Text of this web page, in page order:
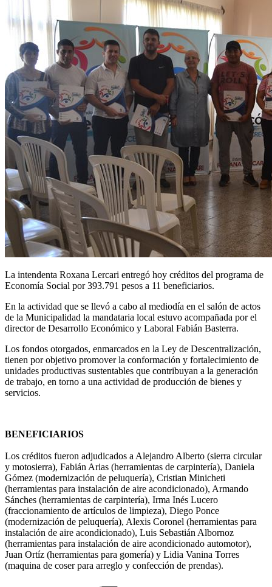
La intendenta Roxana Lercari entregó hoy créditos del programa de
Economía Social por 393.791 pesos a 11 beneficiarios.
En la actividad que se llevó a cabo al mediodía en el salón de actos
de la Municipalidad la mandataria local estuvo acompañada por el
director de Desarrollo Económico y Laboral Fabián Basterra.
Los fondos otorgados, enmarcados en la Ley de Descentralización,
tienen por objetivo promover la conformación y fortalecimiento de
unidades productivas sustentables que contribuyan a la generación
de trabajo, en torno a una actividad de producción de bienes y
servicios.
BENEFICIARIOS
Los créditos fueron adjudicados a Alejandro Alberto (sierra circular
y motosierra), Fabián Arias (herramientas de carpintería), Daniela
Gómez (modernización de peluquería), Cristian Minicheti
(herramientas para instalación de aire acondicionado), Armando
Sánches (herramientas de carpintería), Irma Inés Lucero
(fraccionamiento de artículos de limpieza), Diego Ponce
(modernización de peluquería), Alexis Coronel (herramientas para
instalación de aire acondicionado), Luis Sebastián Albornoz
(herramientas para instalación de aire acondicionado automotor),
Juan Ortíz (herramientas para gomería) y Lidia Vanina Torres
(maquina de coser para arreglo y confección de prendas).